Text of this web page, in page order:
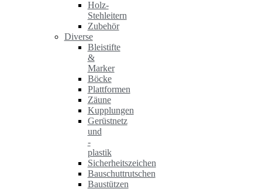
Holz-
Stehleitern
Zubehör
Diverse
Bleistifte
&
Marker
Böcke
Plattformen
Zäune
Kupplungen
Gerüstnetz
und
-
plastik
Sicherheitszeichen
Bauschuttrutschen
Baustützen